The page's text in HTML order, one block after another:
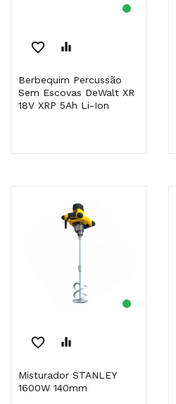
favorite_border equalizer
Berbequim Percussão
Sem Escovas DeWalt XR
18V XRP 5Ah Li-Ion
favorite_border equalizer
Misturador STANLEY
1600W 140mm